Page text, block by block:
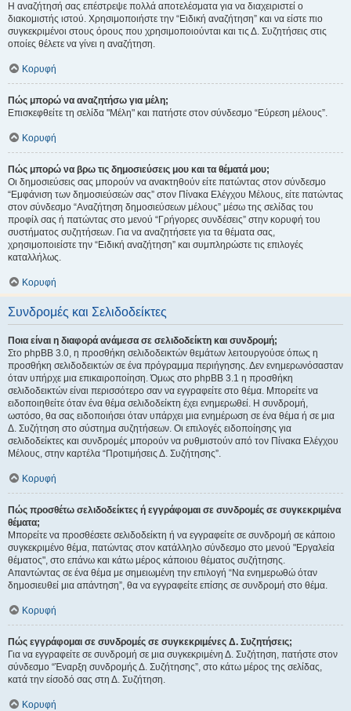
Η αναζήτησή σας επέστρεψε πολλά αποτελέσματα για να διαχειριστεί ο
διακομιστής ιστού. Χρησιμοποιήστε την “Ειδική αναζήτηση” και να είστε πιο
συγκεκριμένοι στους όρους που χρησιμοποιούνται και τις Δ. Συζητήσεις στις
οποίες θέλετε να γίνει η αναζήτηση.
Κορυφή
Πώς μπορώ να αναζητήσω για μέλη;
Επισκεφθείτε τη σελίδα "Μέλη" και πατήστε στον σύνδεσμο “Εύρεση μέλους”.
Κορυφή
Πώς μπορώ να βρω τις δημοσιεύσεις μου και τα θέματά μου;
Οι δημοσιεύσεις σας μπορούν να ανακτηθούν είτε πατώντας στον σύνδεσμο
“Εμφάνιση των δημοσιεύσεών σας” στον Πίνακα Ελέγχου Μέλους, είτε πατώντας
στον σύνδεσμο “Αναζήτηση δημοσιεύσεων μέλους” μέσω της σελίδας του
προφίλ σας ή πατώντας στο μενού “Γρήγορες συνδέσεις” στην κορυφή του
συστήματος συζητήσεων. Για να αναζητήσετε για τα θέματα σας,
χρησιμοποιείστε την “Ειδική αναζήτηση” και συμπληρώστε τις επιλογές
καταλλήλως.
Κορυφή
Συνδρομές και Σελιδοδείκτες
Ποια είναι η διαφορά ανάμεσα σε σελιδοδείκτη και συνδρομή;
Στο phpBB 3.0, η προσθήκη σελιδοδεικτών θεμάτων λειτουργούσε όπως η
προσθήκη σελιδοδεικτών σε ένα πρόγραμμα περιήγησης. Δεν ενημερωνόσασταν
όταν υπήρχε μια επικαιροποίηση. Όμως στο phpBB 3.1 η προσθήκη
σελιδοδεικτών είναι περισσότερο σαν να εγγραφείτε στο θέμα. Μπορείτε να
ειδοποιηθείτε όταν ένα θέμα σελιδοδείκτη έχει ενημερωθεί. Η συνδρομή,
ωστόσο, θα σας ειδοποιήσει όταν υπάρχει μια ενημέρωση σε ένα θέμα ή σε μια
Δ. Συζήτηση στο σύστημα συζητήσεων. Οι επιλογές ειδοποίησης για
σελιδοδείκτες και συνδρομές μπορούν να ρυθμιστούν από τον Πίνακα Ελέγχου
Μέλους, στην καρτέλα “Προτιμήσεις Δ. Συζήτησης”.
Κορυφή
Πώς προσθέτω σελιδοδείκτες ή εγγράφομαι σε συνδρομές σε συγκεκριμένα
θέματα;
Μπορείτε να προσθέσετε σελιδοδείκτη ή να εγγραφείτε σε συνδρομή σε κάποιο
συγκεκριμένο θέμα, πατώντας στον κατάλληλο σύνδεσμο στο μενού "Εργαλεία
θέματος", στο επάνω και κάτω μέρος κάποιου θέματος συζήτησης.
Απαντώντας σε ένα θέμα με σημειωμένη την επιλογή “Να ενημερωθώ όταν
δημοσιευθεί μια απάντηση”, θα να εγγραφείτε επίσης σε συνδρομή στο θέμα.
Κορυφή
Πώς εγγράφομαι σε συνδρομές σε συγκεκριμένες Δ. Συζητήσεις;
Για να εγγραφείτε σε συνδρομή σε μια συγκεκριμένη Δ. Συζήτηση, πατήστε στον
σύνδεσμο “Έναρξη συνδρομής Δ. Συζήτησης”, στο κάτω μέρος της σελίδας,
κατά την είσοδό σας στη Δ. Συζήτηση.
Κορυφή